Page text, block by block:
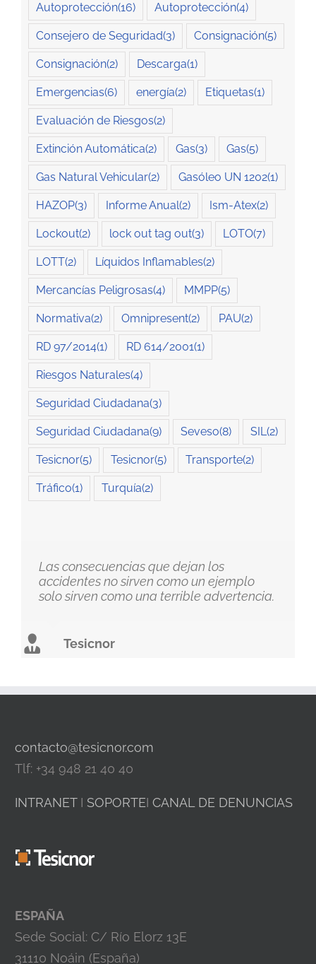
Autoprotección(16) Autoprotección(4)
Consejero de Seguridad(3) Consignación(5)
Consignación(2) Descarga(1)
Emergencias(6) energía(2) Etiquetas(1)
Evaluación de Riesgos(2)
Extinción Automática(2) Gas(3) Gas(5)
Gas Natural Vehicular(2) Gasóleo UN 1202(1)
HAZOP(3) Informe Anual(2) Ism-Atex(2)
Lockout(2) lock out tag out(3) LOTO(7)
LOTT(2) Líquidos Inflamables(2)
Mercancías Peligrosas(4) MMPP(5)
Normativa(2) Omnipresent(2) PAU(2)
RD 97/2014(1) RD 614/2001(1)
Riesgos Naturales(4)
Seguridad Ciudadana(3)
Seguridad Ciudadana(9) Seveso(8) SIL(2)
Tesicnor(5) Tesicnor(5) Transporte(2)
Tráfico(1) Turquía(2)
Las consecuencias que dejan los
accidentes no sirven como un ejemplo
solo sirven como una terrible advertencia.
Tesicnor
contacto@tesicnor.com
Tlf: +34 948 21 40 40
INTRANETI SOPORTEI CANAL DE DENUNCIAS
ESPAÑA
Sede Social: C/ Río Elorz 13E
31110 Noáin (España)